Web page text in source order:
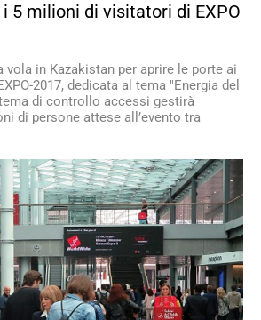
i 5 milioni di visitatori di EXPO
vola in Kazakistan per aprire le porte ai
2017, dedicata al tema "Energia del
di controllo accessi gestirà
di persone attese all’evento tra